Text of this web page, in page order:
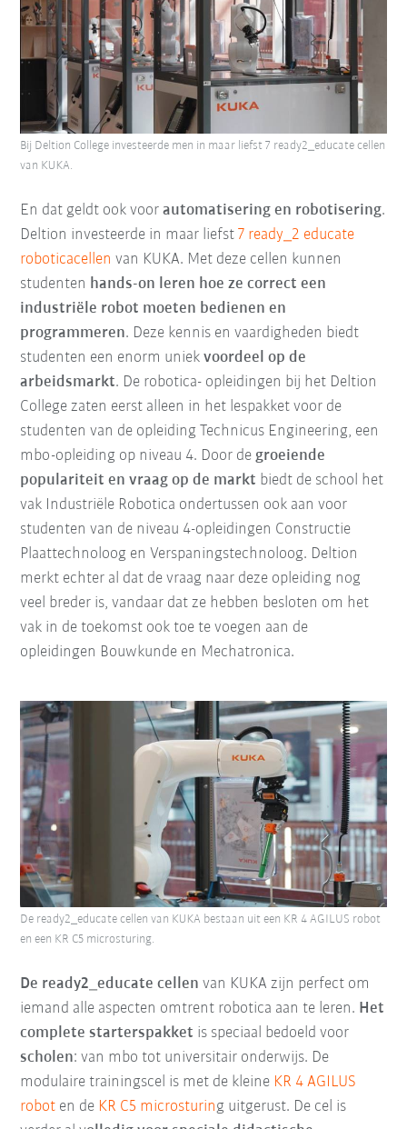
En dat geldt ook voor automatisering en robotisering.
Deltion investeerde in maar liefst7 ready_2 educate
roboticacellen van KUKA. Met deze cellen kunnen
studenten hands-on leren hoe ze correct een
industriële robot moeten bedienen en
programmeren. Deze kennis en vaardigheden biedt
studenten een enorm uniekvoordeel op de
arbeidsmarkt. De robotica- opleidingen bij het Deltion
College zaten eerst alleen in het lespakket voor de
studenten van de opleiding Technicus Engineering, een
mbo-opleiding op niveau 4. Door de groeiende
populariteit en vraag op de markt biedt de school het
vak Industriële Robotica ondertussen ook aan voor
studenten van de niveau 4-opleidingen Constructie
Plaattechnoloog en Verspaningstechnoloog. Deltion
merkt echter al dat de vraag naar deze opleiding nog
veel breder is, vandaar dat ze hebben besloten om het
vak in de toekomst ook toe te voegen aan de
opleidingen Bouwkunde en Mechatronica.
Bij Deltion College investeerde men in maar liefst 7 ready2_educate cellen
van KUKA.
De ready2_educate cellen van KUKA zijn perfect om
iemand alle aspecten omtrent robotica aan te leren. Het
complete starterspakket is speciaal bedoeld voor
scholen: van mbo tot universitair onderwijs. De
modulaire trainingscel is met de kleine KR 4 AGILUS
robot en de KR C5 microsturing uitgerust. De cel is
De ready2_educate cellen van KUKA bestaan uit een KR 4 AGILUS robot
en een KR C5 microsturing.